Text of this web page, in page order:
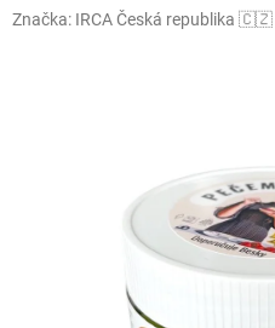
Značka: IRCA Česká republika 🇨🇿